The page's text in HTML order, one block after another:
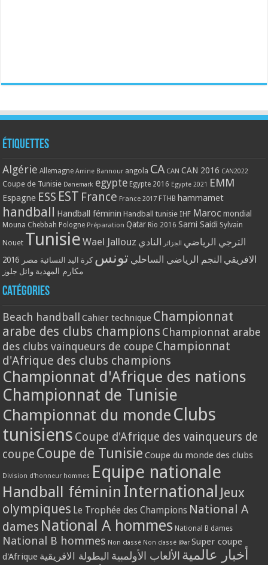
Étiquettes
Algérie Allemagne Amine Bannour angola CA CAN CAN 2016 CAN2022
Coupe de Tunisie Danemark egypte Egypte 2016 Egypte 2021 EMM
Espagne ESS EST France France 2017 FTHB hammamet
handball Handball féminin Handball tunisie IHF Maroc mondial
Mouna Chebbah Pologne Préparation Qatar Rio 2016 Sami Saidi Sylvain
Nouet Tunisie Wael Jallouz الترجي الرياضي الجزائر النادي
الافريقي النجم الرياضي الساحلي تونس كرة اليد النسائية مصر 2016
مكارم المهدية وائل جلوز
Catégories
Beach handball Cahier technique Championnat
arabe des clubs champions Championnat arabe
des clubs vainqueurs de coupe Championnat
d'Afrique des clubs champions
Championnat d'Afrique des nations
Championnat de Tunisie
Championnat du monde Clubs
tunisiens Coupe d'Afrique des vainqueurs de
coupe Coupe de Tunisie Coupe du monde des clubs
Division d'honneur hommes Equipe nationale
Handball féminin International Jeux
olympiques Le Trophée des Champions National A
dames National A hommes National B dames
National B hommes Non classé Non classé @ar Super coupe
d'Afrique
أخبار عالمية الألعاب الأولمبية البطولة الافريقية